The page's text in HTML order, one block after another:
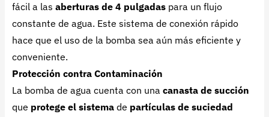
fácil a las aberturas de 4 pulgadas para un flujo
constante de agua. Este sistema de conexión rápido
hace que el uso de la bomba sea aún más eficiente y
conveniente.
Protección contra Contaminación
La bomba de agua cuenta con una canasta de succión
que protege el sistema de partículas de suciedad